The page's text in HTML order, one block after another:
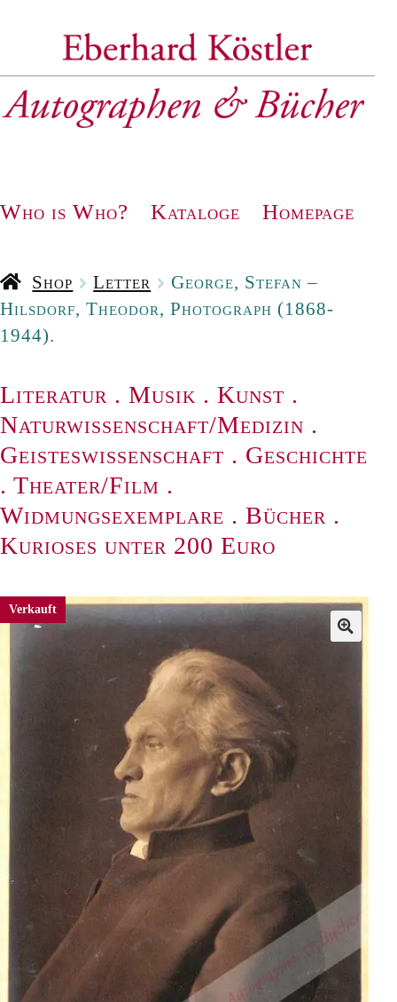
Navigation
Who is Who? Kataloge Homepage
Shop Letter
George, Stefan –
Hilsdorf, Theodor, Photograph (1868-
1944).
Literatur . Musik . Kunst .
Naturwissenschaft/Medizin .
Geisteswissenschaft . Geschichte
. Theater/Film .
Widmungsexemplare . Bücher .
Kurioses unter 200 Euro
Verkauft